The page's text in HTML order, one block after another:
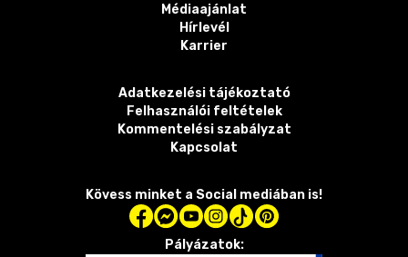
Médiaajánlat
Hírlevél
Karrier
Adatkezelési tájékoztató
Felhasználói feltételek
Kommentelési szabályzat
Kapcsolat
Kövess minket a Social mediában is!
Pályázatok: